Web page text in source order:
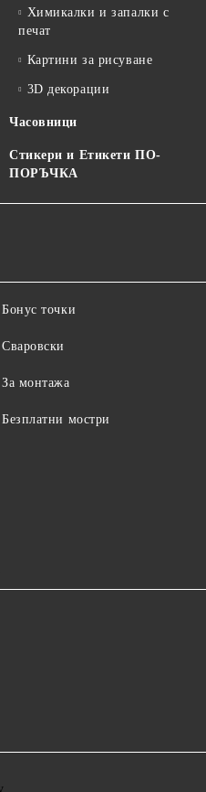
Химикалки и запалки с
печат
Картини за рисуване
3D декорации
Часовници
Стикери и Етикети ПО-
ПОРЪЧКА
Бонус точки
Сваровски
За монтажа
Безплатни мостри